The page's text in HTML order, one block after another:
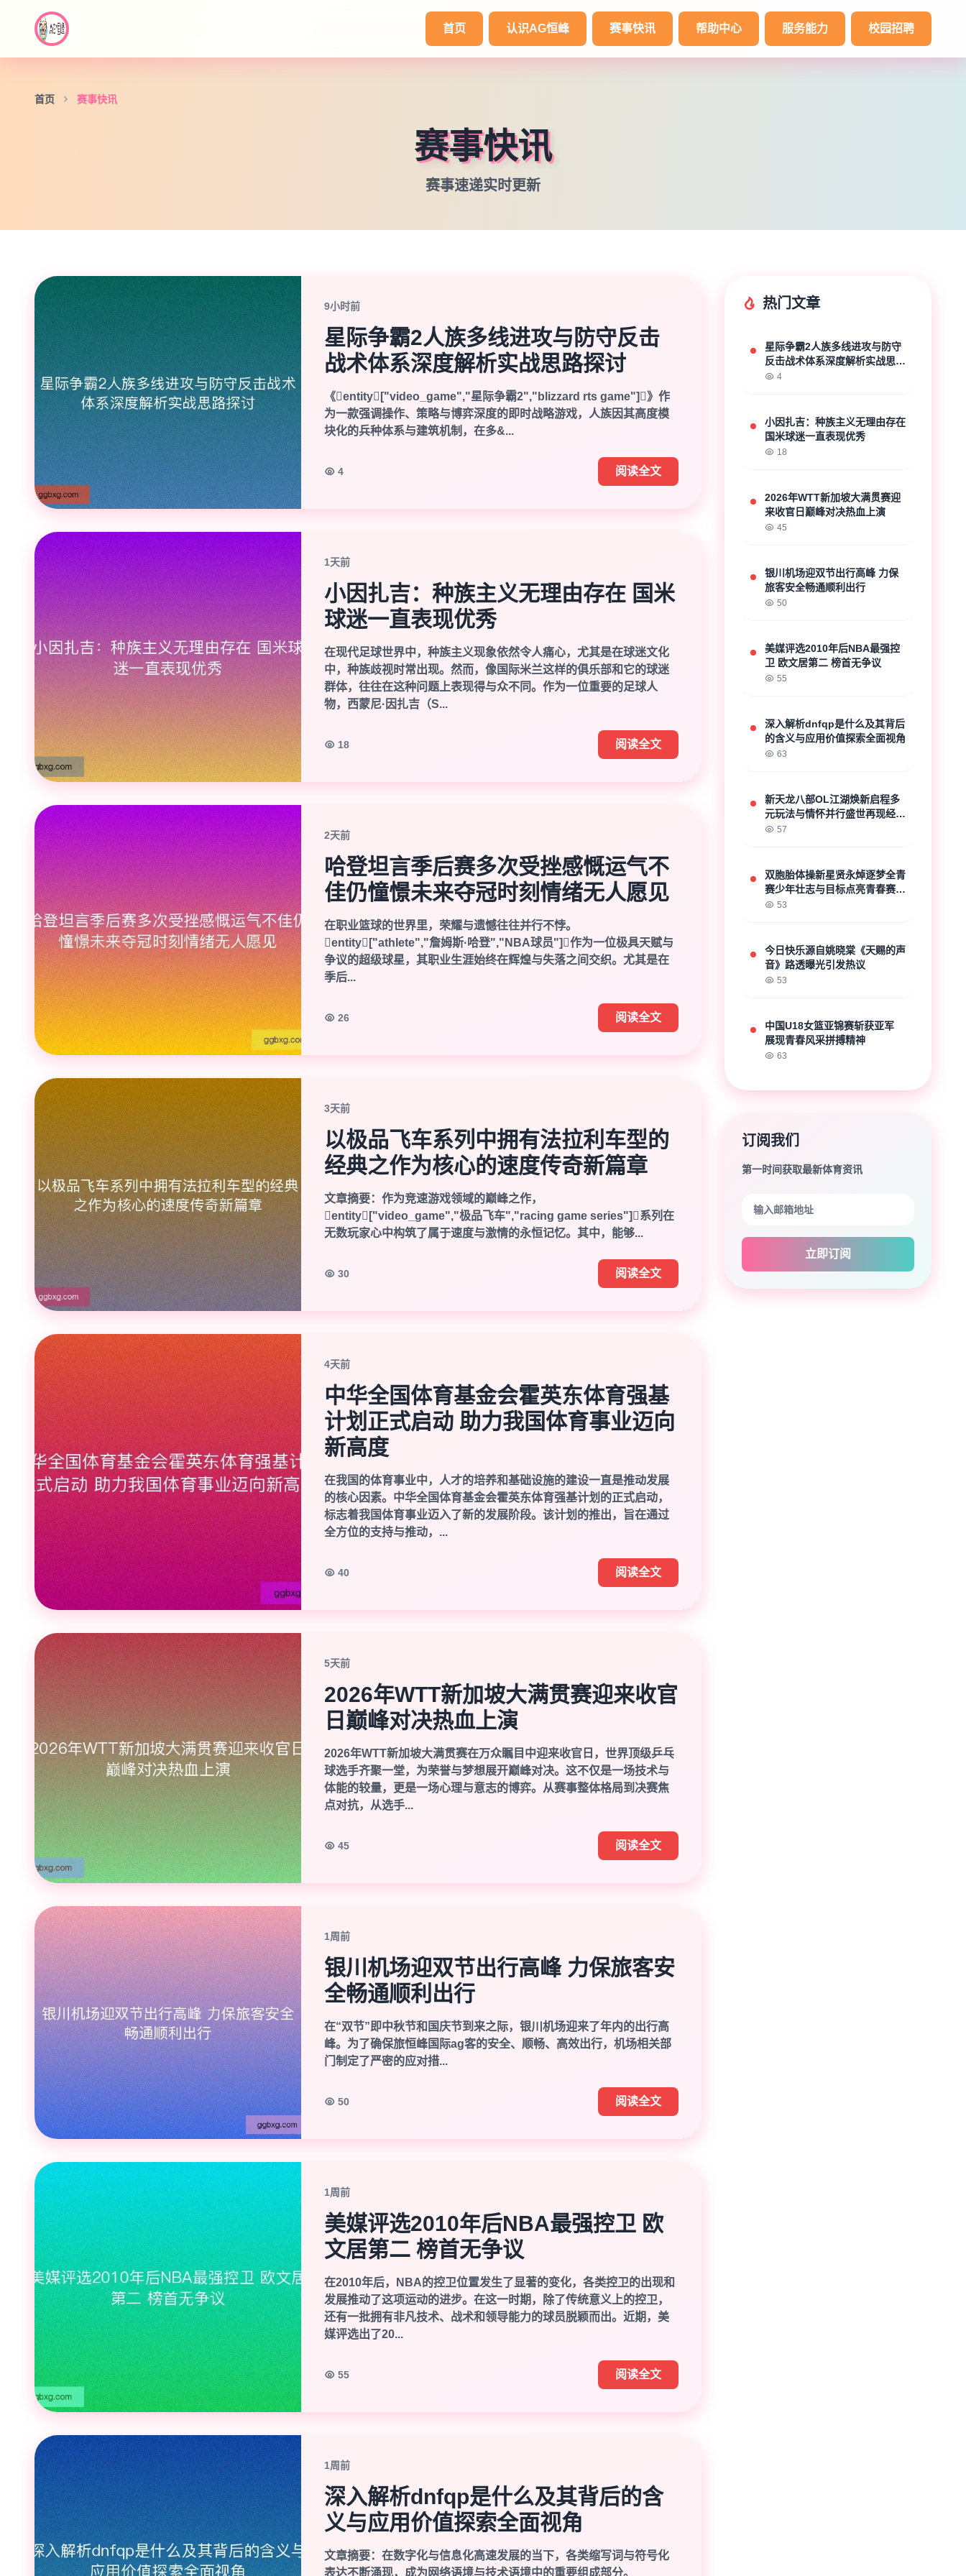
首页 认识AG恒峰 赛事快讯 帮助中心 服务能力 校园招聘
首页 赛事快讯
赛事快讯
赛事速递实时更新
9小时前
星际争霸2人族多线进攻与防守反击
战术体系深度解析实战思路探讨
《entity["video_game","星际争霸2","blizzard rts game"]》作
为一款强调操作、策略与博弈深度的即时战略游戏，人族因其高度模
块化的兵种体系与建筑机制，在多&...
4 阅读全文
1天前
小因扎吉：种族主义无理由存在 国米
球迷一直表现优秀
在现代足球世界中，种族主义现象依然令人痛心，尤其是在球迷文化
中，种族歧视时常出现。然而，像国际米兰这样的俱乐部和它的球迷
群体，往往在这种问题上表现得与众不同。作为一位重要的足球人
物，西蒙尼·因扎吉（S...
18 阅读全文
2天前
哈登坦言季后赛多次受挫感慨运气不
佳仍憧憬未来夺冠时刻情绪无人愿见
在职业篮球的世界里，荣耀与遗憾往往并行不悖。
entity["athlete","詹姆斯·哈登","NBA球员"]作为一位极具天赋与
争议的超级球星，其职业生涯始终在辉煌与失落之间交织。尤其是在
季后...
26 阅读全文
3天前
以极品飞车系列中拥有法拉利车型的
经典之作为核心的速度传奇新篇章
文章摘要：作为竞速游戏领域的巅峰之作，
entity["video_game","极品飞车","racing game series"]系列在
无数玩家心中构筑了属于速度与激情的永恒记忆。其中，能够...
30 阅读全文
4天前
中华全国体育基金会霍英东体育强基
计划正式启动 助力我国体育事业迈向
新高度
在我国的体育事业中，人才的培养和基础设施的建设一直是推动发展
的核心因素。中华全国体育基金会霍英东体育强基计划的正式启动，
标志着我国体育事业迈入了新的发展阶段。该计划的推出，旨在通过
全方位的支持与推动，...
40 阅读全文
5天前
2026年WTT新加坡大满贯赛迎来收官
日巅峰对决热血上演
2026年WTT新加坡大满贯赛在万众瞩目中迎来收官日，世界顶级乒乓
球选手齐聚一堂，为荣誉与梦想展开巅峰对决。这不仅是一场技术与
体能的较量，更是一场心理与意志的博弈。从赛事整体格局到决赛焦
点对抗，从选手...
45 阅读全文
1周前
银川机场迎双节出行高峰 力保旅客安
全畅通顺利出行
在“双节”即中秋节和国庆节到来之际，银川机场迎来了年内的出行高
峰。为了确保旅恒峰国际ag客的安全、顺畅、高效出行，机场相关部
门制定了严密的应对措...
50 阅读全文
1周前
美媒评选2010年后NBA最强控卫 欧
文居第二 榜首无争议
在2010年后，NBA的控卫位置发生了显著的变化，各类控卫的出现和
发展推动了这项运动的进步。在这一时期，除了传统意义上的控卫，
还有一批拥有非凡技术、战术和领导能力的球员脱颖而出。近期，美
媒评选出了20...
55 阅读全文
1周前
深入解析dnfqp是什么及其背后的含
义与应用价值探索全面视角
文章摘要：在数字化与信息化高速发展的当下，各类缩写词与符号化
表达不断涌现，成为网络语境与技术语境中的重要组成部分。
热门文章
星际争霸2人族多线进攻与防守
反击战术体系深度解析实战思路
探讨
4
小因扎吉：种族主义无理由存在
国米球迷一直表现优秀
18
2026年WTT新加坡大满贯赛迎
来收官日巅峰对决热血上演
45
银川机场迎双节出行高峰 力保
旅客安全畅通顺利出行
50
美媒评选2010年后NBA最强控
卫 欧文居第二 榜首无争议
55
深入解析dnfqp是什么及其背后
的含义与应用价值探索全面视角
63
新天龙八部OL江湖焕新启程多
元玩法与情怀并行盛世再现经典
传承
57
双胞胎体操新星贤永焯逐梦全青
赛少年壮志与目标点亮青春赛场
奋进
53
今日快乐源自姚晓棠《天赐的声
音》路透曝光引发热议
53
中国U18女篮亚锦赛斩获亚军
展现青春风采拼搏精神
63
订阅我们
第一时间获取最新体育资讯
立即订阅